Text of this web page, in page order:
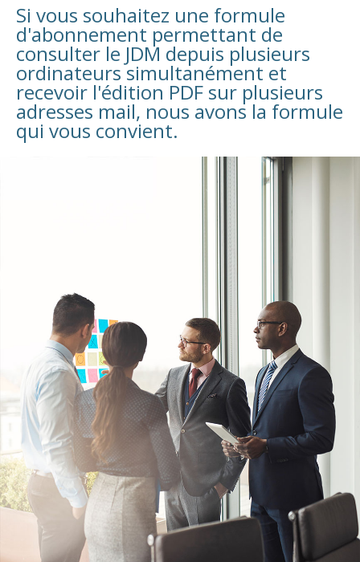
Si vous souhaitez une formule
d'abonnement permettant de
consulter le JDM depuis plusieurs
ordinateurs simultanément et
recevoir l'édition PDF sur plusieurs
adresses mail, nous avons la formule
qui vous convient.